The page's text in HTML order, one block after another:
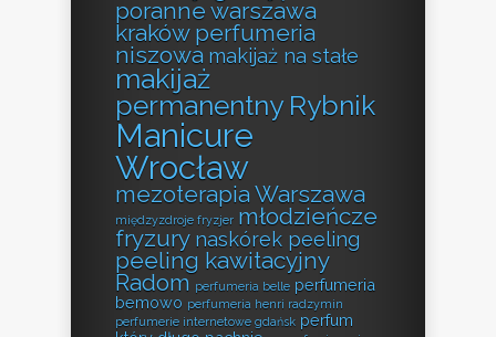
poranne warszawa
kraków perfumeria
niszowa makijaż na stałe
makijaż
permanentny Rybnik
Manicure
Wrocław
mezoterapia Warszawa
międzyzdroje fryzjer młodzieńcze
fryzury naskórek peeling
peeling kawitacyjny
Radom perfumeria belle perfumeria
bemowo perfumeria henri radzymin
perfumerie internetowe gdańsk perfum